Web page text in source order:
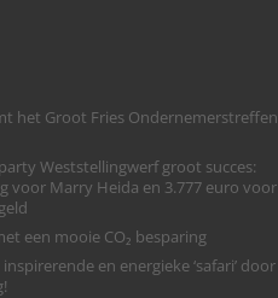
het Groot Fries Ondernemerstreffen
Weststellingwerf groot succes:
voor Marry Heida en 3.777 euro voor
een mooie CO₂ besparing
en energieke ‘safari’ door